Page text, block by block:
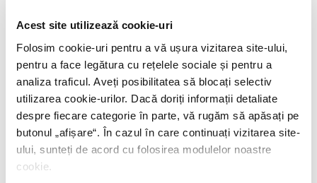
Acest site utilizează cookie-uri
Folosim cookie-uri pentru a vă ușura vizitarea site-ului,
pentru a face legătura cu rețelele sociale și pentru a
analiza traficul. Aveți posibilitatea să blocați selectiv
utilizarea cookie-urilor. Dacă doriți informații detaliate
despre fiecare categorie în parte, vă rugăm să apăsați pe
butonul „ afișare“. În cazul în care continuați vizitarea site-
ului, sunteți de acord cu folosirea modulelor noastre
cookie.